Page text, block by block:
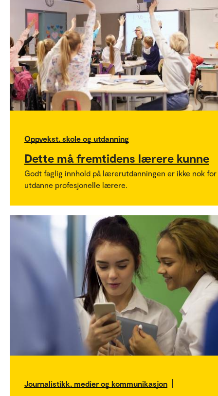
Oppvekst, skole og utdanning
Dette må fremtidens lærere kunne
Godt faglig innhold på lærerutdanningen er ikke nok for
utdanne profesjonelle lærere.
Journalistikk, medier og kommunikasjon